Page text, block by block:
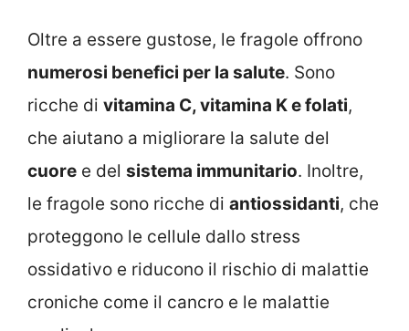
Oltre a essere gustose, le fragole offrono
numerosi benefici per la salute. Sono
ricche di vitamina C, vitamina K e folati,
che aiutano a migliorare la salute del
cuore e del sistema immunitario. Inoltre,
le fragole sono ricche di antiossidanti, che
proteggono le cellule dallo stress
ossidativo e riducono il rischio di malattie
croniche come il cancro e le malattie